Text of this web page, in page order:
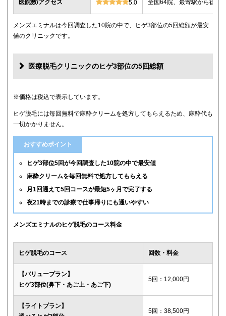
医院数/アクセス 5.0 全国64院、最寄駅から徒歩
メンズエミナルは今回調査した10院の中で、ヒゲ3部位の5回総額が最安
値のクリニックです。
医療脱毛クリニックのヒゲ3部位の5回総額
クリニック
メンズエミナル 12,000円
14,000円
湘南美容クリニック 16,800円(6回)
レジーナクリニックオム 39,800円
ゴリラクリニック 39,800円(平日6回)
メンズルシアクリニック
ウィルビークリニックブラック 49,500円
渋谷美容外科クリニック 52,800円
メディカルエピレーションクリニック
ダビデクリニック プランなし
※価格は税込で表示しています。
ヒゲ脱毛には毎回無料で麻酔クリームを処方してもらえるため、麻酔代も
一切かかりません。
おすすめポイント
ヒゲ3部位5回が今回調査した10院の中で最安値
麻酔クリームを毎回無料で処方してもらえる
月1回通えて5回コースが最短5ヶ月で完了する
夜21時までの診療で仕事帰りにも通いやすい
メンズエミナルのヒゲ脱毛のコース料金
ヒゲ脱毛のコース 回数・料金
【バリュープラン】
ヒゲ3部位(鼻下・あご上・あご下)
5回：12,000円
【ライトプラン】
5回：38,500円